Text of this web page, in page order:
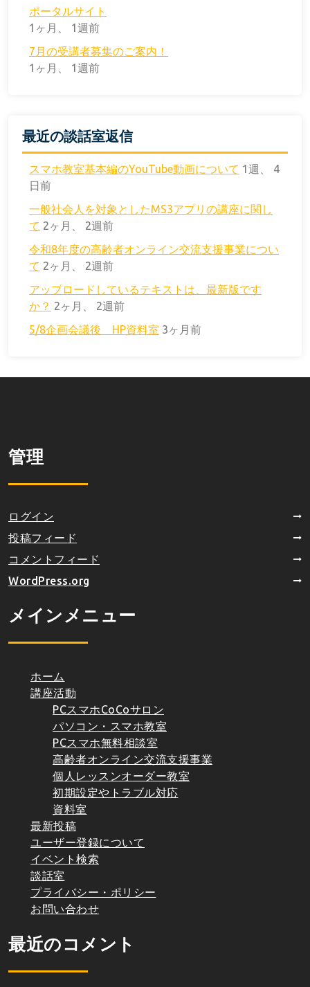
ポータルサイト
1ヶ月、 1週前
7月の受講者募集のご案内！
1ヶ月、 1週前
最近の談話室返信
スマホ教室基本編のYouTube動画について 1週、 4
日前
一般社会人を対象としたMS3アプリの講座に関し
て 2ヶ月、 2週前
令和8年度の高齢者オンライン交流支援事業につい
て 2ヶ月、 2週前
アップロードしているテキストは、最新版です
か？ 2ヶ月、 2週前
5/8企画会議後 HP資料室 3ヶ月前
管理
ログイン
投稿フィード
コメントフィード
WordPress.org
メインメニュー
ホーム
講座活動
PCスマホCoCoサロン
パソコン・スマホ教室
PCスマホ無料相談室
高齢者オンライン交流支援事業
個人レッスンオーダー教室
初期設定やトラブル対応
資料室
最新投稿
ユーザー登録について
イベント検索
談話室
プライバシー・ポリシー
お問い合わせ
最近のコメント